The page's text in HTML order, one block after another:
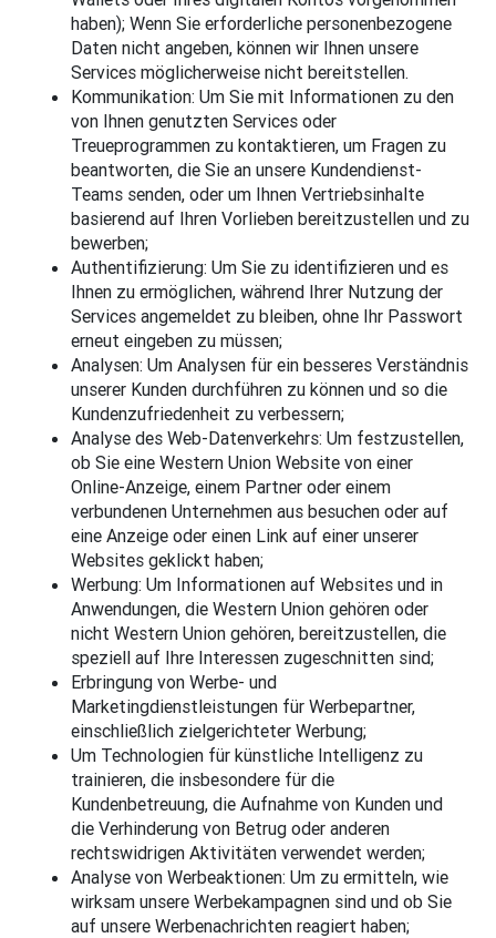
haben); Wenn Sie erforderliche personenbezogene
Daten nicht angeben, können wir Ihnen unsere
Services möglicherweise nicht bereitstellen.
Kommunikation: Um Sie mit Informationen zu den
von Ihnen genutzten Services oder
Treueprogrammen zu kontaktieren, um Fragen zu
beantworten, die Sie an unsere Kundendienst-
Teams senden, oder um Ihnen Vertriebsinhalte
basierend auf Ihren Vorlieben bereitzustellen und zu
bewerben;
Authentifizierung: Um Sie zu identifizieren und es
Ihnen zu ermöglichen, während Ihrer Nutzung der
Services angemeldet zu bleiben, ohne Ihr Passwort
erneut eingeben zu müssen;
Analysen: Um Analysen für ein besseres Verständnis
unserer Kunden durchführen zu können und so die
Kundenzufriedenheit zu verbessern;
Analyse des Web-Datenverkehrs: Um festzustellen,
ob Sie eine Western Union Website von einer
Online-Anzeige, einem Partner oder einem
verbundenen Unternehmen aus besuchen oder auf
eine Anzeige oder einen Link auf einer unserer
Websites geklickt haben;
Werbung: Um Informationen auf Websites und in
Anwendungen, die Western Union gehören oder
nicht Western Union gehören, bereitzustellen, die
speziell auf Ihre Interessen zugeschnitten sind;
Erbringung von Werbe- und
Marketingdienstleistungen für Werbepartner,
einschließlich zielgerichteter Werbung;
Um Technologien für künstliche Intelligenz zu
trainieren, die insbesondere für die
Kundenbetreuung, die Aufnahme von Kunden und
die Verhinderung von Betrug oder anderen
rechtswidrigen Aktivitäten verwendet werden;
Analyse von Werbeaktionen: Um zu ermitteln, wie
wirksam unsere Werbekampagnen sind und ob Sie
auf unsere Werbenachrichten reagiert haben;